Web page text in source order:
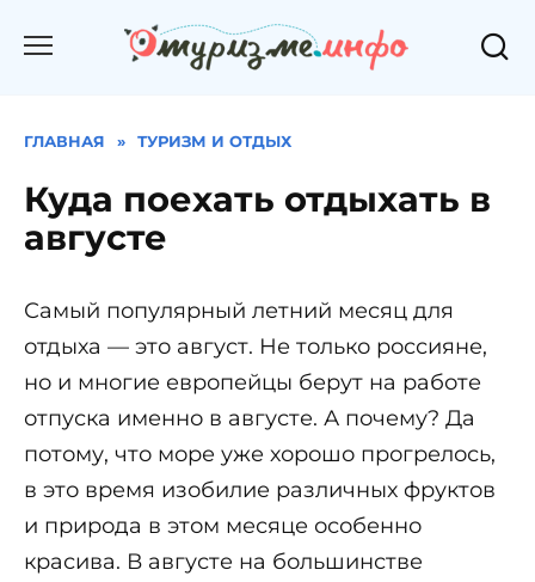
ГЛАВНАЯ » ТУРИЗМ И ОТДЫХ
Куда поехать отдыхать в
августе
Самый популярный летний месяц для
отдыха — это август. Не только россияне,
но и многие европейцы берут на работе
отпуска именно в августе. А почему? Да
потому, что море уже хорошо прогрелось,
в это время изобилие различных фруктов
и природа в этом месяце особенно
красива. В августе на большинстве